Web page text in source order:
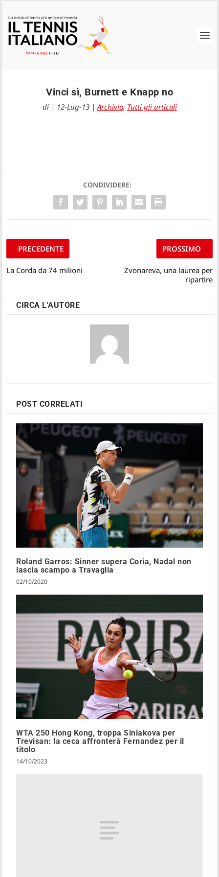
Vinci sì, Burnett e Knapp no
di | 12-Lug-13|Archivio, Tutti gli articoli
CONDIVIDERE:
PRECEDENTE
La Corda da 74 milioni
PROSSIMO
Zvonareva, una laurea per
ripartire
CIRCA L'AUTORE
POST CORRELATI
Roland Garros: Sinner supera Coria, Nadal non
lascia scampo a Travaglia
02/10/2020
WTA 250 Hong Kong, troppa Siniakova per
Trevisan: la ceca affronterà Fernandez per il
titolo
14/10/2023